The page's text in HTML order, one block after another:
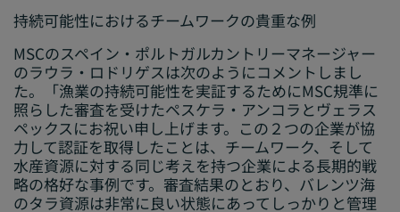
持続可能性におけるチームワークの貴重な例
MSCのスペイン・ポルトガルカントリーマネージャー
のラウラ・ロドリゲスは次のようにコメントしまし
た。「漁業の持続可能性を実証するためにMSC規準に
照らした審査を受けたペスケラ・アンコラとヴェラス
ペックスにお祝い申し上げます。この２つの企業が協
力して認証を取得したことは、チームワーク、そして
水産資源に対する同じ考えを持つ企業による長期的戦
略の格好な事例です。審査結果のとおり、バレンツ海
のタラ資源は非常に良い状態にあってしっかりと管理